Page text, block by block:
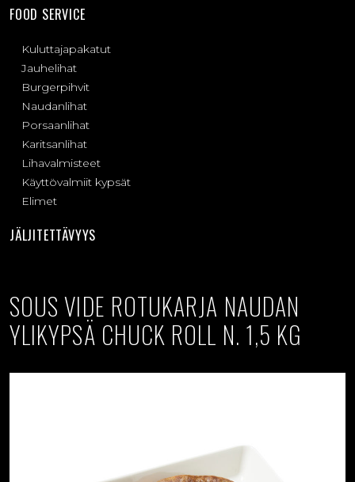
FOOD SERVICE
Kuluttajapakatut
Jauhelihat
Burgerpihvit
Naudanlihat
Porsaanlihat
Karitsanlihat
Lihavalmisteet
Käyttövalmiit kypsät
Elimet
JÄLJITETTÄVYYS
SOUS VIDE ROTUKARJA NAUDAN
YLIKYPSÄ CHUCK ROLL N. 1,5 KG